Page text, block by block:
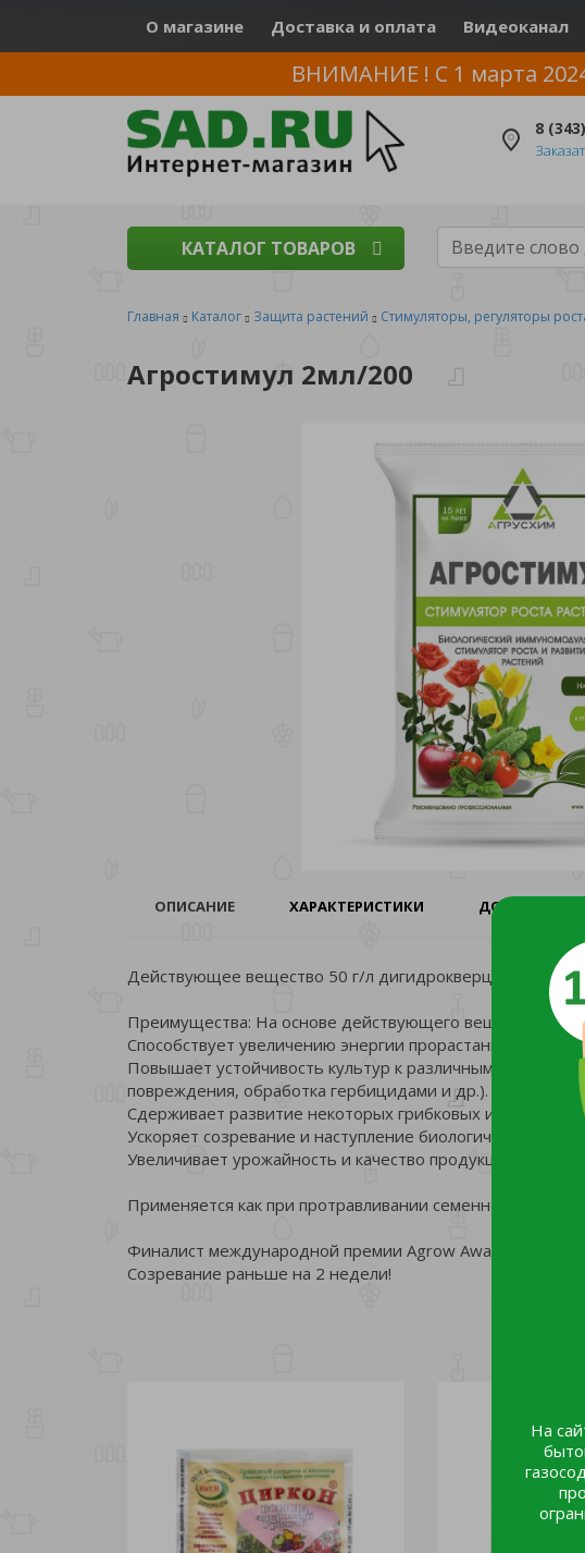
На
О магазине Доставка и оплата Видеоканал
ВНИМАНИЕ ! С 1 марта
8
КАТАЛОГ ТОВАРОВ
Главная Каталог Защита растений Стимуляторы, регуляторы
Агростимул 2мл/200
ОПИСАНИЕ ХАРАКТЕРИСТИКИ ДОКУМЕНТЫ
Действующее вещество 50 г/л дигидрокверцетина, срок
Преимущества: На основе действующего вещества
Способствует увеличению энергии прорастания семян и
Повышает устойчивость культур к различным стрессам
повреждения, обработка гербицидами и др.).
Сдерживает развитие некоторых грибковых и
Ускоряет созревание и наступление биологической и
Увеличивает урожайность и качество продукции.
Применяется как при протравливании семенного
Финалист международной премии Agrow Awards 2018
Созревание раньше на 2 недели!